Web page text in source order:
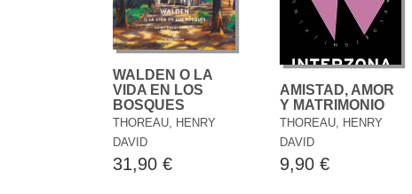
WALDEN O LA
VIDA EN LOS
BOSQUES
THOREAU, HENRY
DAVID
31,90 €
AMISTAD, AMOR
Y MATRIMONIO
THOREAU, HENRY
DAVID
9,90 €